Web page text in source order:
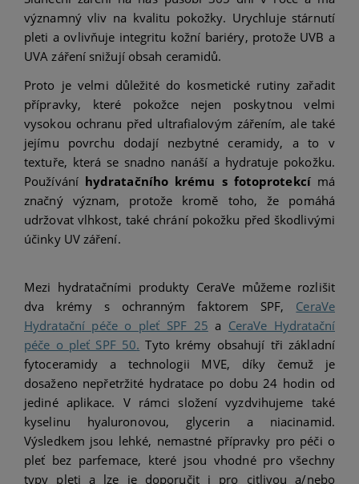
významný vliv na kvalitu pokožky. Urychluje stárnutí
pleti a ovlivňuje integritu kožní bariéry, protože UVB a
UVA záření snižují obsah ceramidů.
Proto je velmi důležité do kosmetické rutiny zařadit
přípravky, které pokožce nejen poskytnou velmi
vysokou ochranu před ultrafialovým zářením, ale také
jejímu povrchu dodají nezbytné ceramidy, a to v
textuře, která se snadno nanáší a hydratuje pokožku.
Používání hydratačního krému s fotoprotekcímá
značný význam, protože kromě toho, že pomáhá
udržovat vlhkost, také chrání pokožku před škodlivými
účinky UV záření.
Mezi hydratačními produkty CeraVe můžeme rozlišit
dva krémy s ochranným faktorem SPF, CeraVe
Hydratační péče o pleť SPF 25 a CeraVe Hydratační
péče o pleť SPF 50. Tyto krémy obsahují tři základní
fytoceramidy a technologii MVE, díky čemuž je
dosaženo nepřetržité hydratace po dobu 24 hodin od
jediné aplikace. V rámci složení vyzdvihujeme také
kyselinu hyaluronovou, glycerin a niacinamid.
Výsledkem jsou lehké, nemastné přípravky pro péči o
pleť bez parfemace, které jsou vhodné pro všechny
typy pleti a lze je doporučit i pro citlivou a/nebo